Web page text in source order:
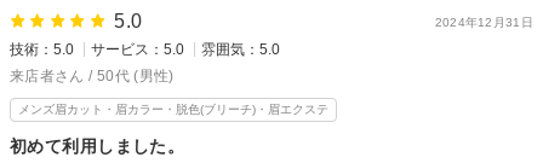
BASE awajiからの返信
先日はご来店ありがとうございました！
髪質によって髪型のイメージも変わってきますのでしっかりご相談させて
満足して頂き嬉しく思います！またいつでもご相談ください
次回のご来店も楽しみにお待ちしてます！
2024年12月31日
5.0
技術：5.0 サービス：5.0
雰囲気：5.0
来店者さん / 50代 (男性)
メンズ眉カット・眉カラー・脱色(ブリーチ)・眉エクステ
初めて利用しました。